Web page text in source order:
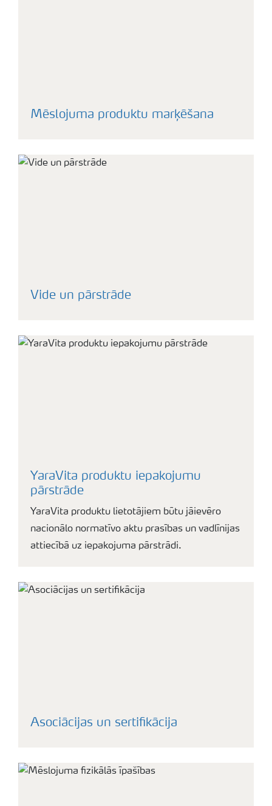
Mēslojuma produktu marķēšana
Vide un pārstrāde
YaraVita produktu iepakojumu
pārstrāde
YaraVita produktu lietotājiem būtu jāievēro
nacionālo normatīvo aktu prasības un vadlīnijas
attiecībā uz iepakojuma pārstrādi.
Asociācijas un sertifikācija